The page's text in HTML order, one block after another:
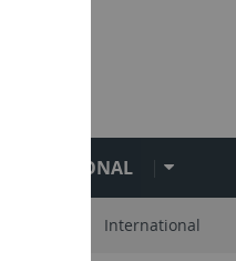
INTERNATIONAL
International